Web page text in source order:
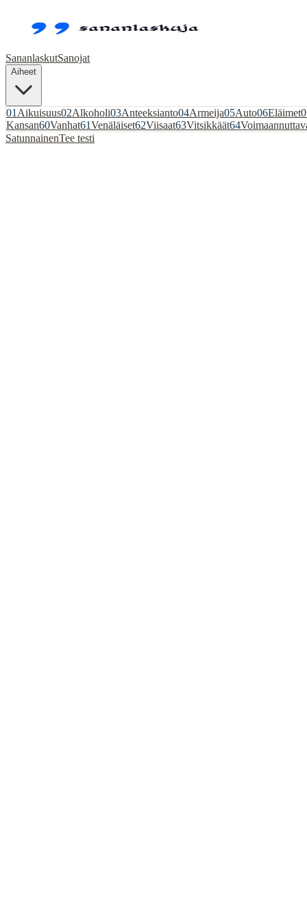
SananlaskutSanojat
Aiheet
01 Aikuisuus02Alkoholi03Anteeksianto04Armeija05Auto06Eläimet
Kansan60Vanhat61Venäläiset62Viisaat63Vitsikkäät64
SatunnainenTee testi